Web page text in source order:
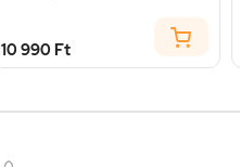
10 990 Ft